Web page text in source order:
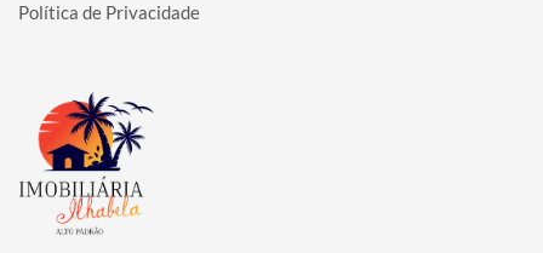
Política de Privacidade
Página inicial